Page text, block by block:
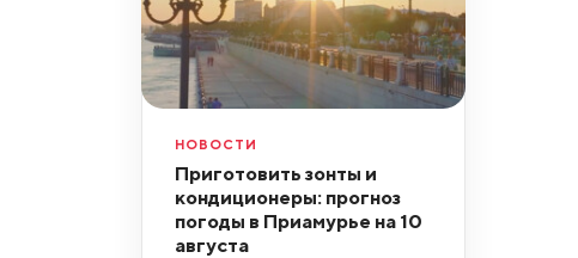
НОВОСТИ
Приготовить зонты и
кондиционеры: прогноз
погоды в Приамурье на 10
августа